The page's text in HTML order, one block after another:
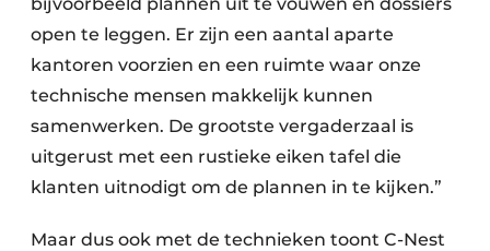
open te leggen. Er zijn een aantal aparte
kantoren voorzien en een ruimte waar onze
technische mensen makkelijk kunnen
samenwerken. De grootste vergaderzaal is
uitgerust met een rustieke eiken tafel die
klanten uitnodigt om de plannen in te kijken.”
Maar dus ook met de technieken toont C-Nest